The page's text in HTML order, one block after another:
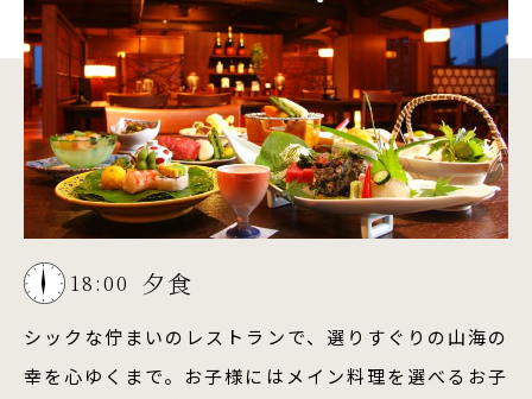
18:00 夕食
シックな佇まいのレストランで、選りすぐりの山海の
幸を心ゆくまで。お子様にはメイン料理を選べるお子